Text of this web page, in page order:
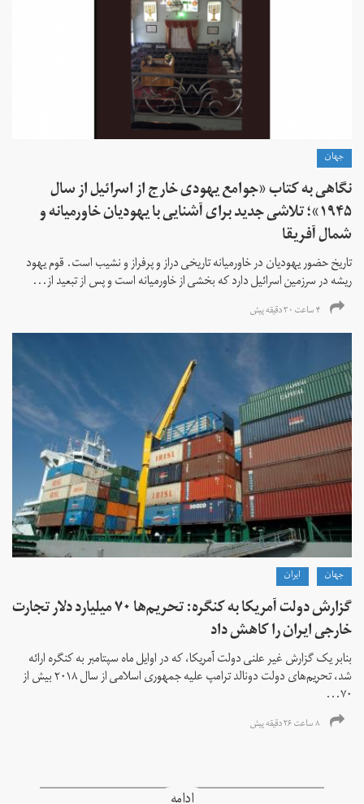
جهان
نگاهی به کتاب «جوامع یهودی خارج از اسرائیل از سال
۱۹۴۵»؛ تلاشی جدید برای آشنایی با یهودیان خاورمیانه و
شمال آفریقا
تاریخ حضور یهودیان در خاورمیانه تاریخی دراز و پرفراز و نشیب است. قوم یهود
ریشه در سرزمین اسرائیل دارد که بخشی از خاورمیانه است و پس از تبعید از...
۴ ساعت ۳۰ دقیقه پیش
جهان ايران
گزارش دولت آمریکا به کنگره: تحریم‌ها ۷۰ میلیارد دلار تجارت
خارجی ایران را کاهش داد
بنابر یک گزارش غیر علنی دولت آمریکا، که در اوایل ماه سپتامبر به کنگره ارائه
شد، تحریم‌های دولت دونالد ترامپ علیه جمهوری اسلامی از سال ۲۰۱۸ بیش از
۷۰...
۸ ساعت ۲۶ دقیقه پیش